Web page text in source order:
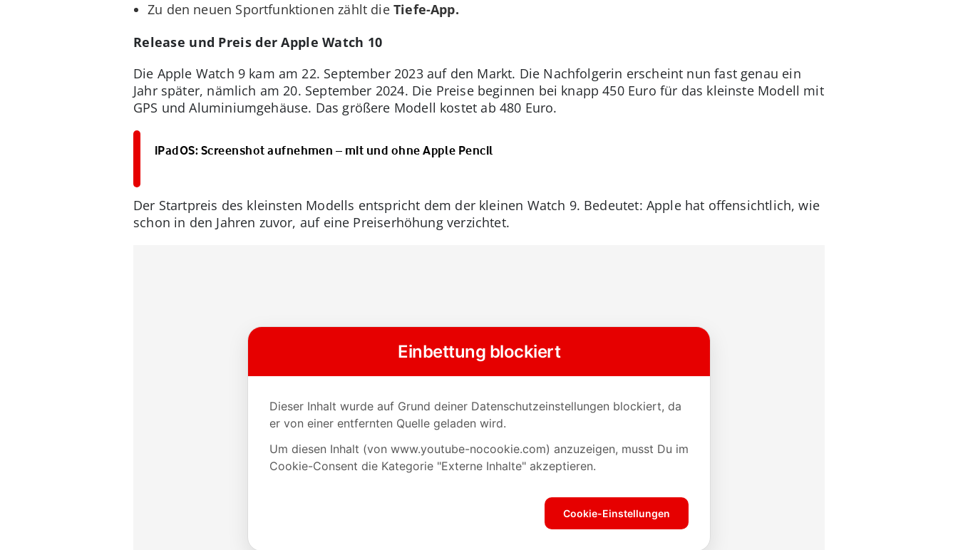
Zu den neuen Sportfunktionen zählt dieTiefe-App.
Release und Preis der Apple Watch 10
Die Apple Watch 9 kam am 22. September 2023 auf den Markt. Die Nachfolgerin erscheint nun fast genau ein
Jahr später, nämlich am 20. September 2024. Die Preise beginnen bei knapp 450 Euro für das kleinste Modell mit
GPS und Aluminiumgehäuse. Das größere Modell kostet ab 480 Euro.
iPadOS: Screenshot aufnehmen – mit und ohne Apple Pencil
Der Startpreis des kleinsten Modells entspricht dem der kleinen Watch 9. Bedeutet: Apple hat offensichtlich, wie
schon in den Jahren zuvor, auf eine Preiserhöhung verzichtet.